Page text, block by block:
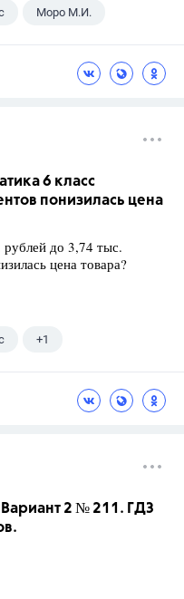
Моро М.И.
6 класс
понизилась цена
рублей до 3,74 тыс.
цена товара?
+1
2 № 211. ГДЗ